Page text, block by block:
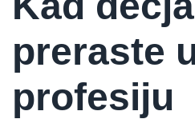
preraste
profesiju